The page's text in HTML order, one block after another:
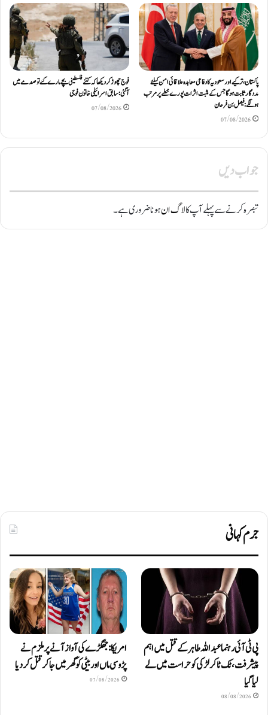
پاکستان، ترکیے اور سعودیہ کا دفاعی معاہدہ علاقائی امن کیلئے
مددگار ثابت ہوگا جس کے مثبت اثرات پورے خطے پر مرتب
ہونگے: فیصل بن فرحان
07/08/2026
فوج چھوڑ کر دیکھا کہ کتنے فلسطینی بچے مارے گئے تو صدمے میں
آگئی: سابق اسرائیلی خاتون فوجی
07/08/2026
جواب دیں
تبصرہ کرنے سے پہلے آپ کالاگ انہونا ضروری ہے۔
جرم کہانی
پی ٹی آئی رہنما عبداللہ طاہر کے قتل میں اہم
پیشرفت، ٹک ٹاکر لڑکی کو حراست میں لے
لیا گیا
08/08/2026
امریکا: جھگڑے کی آواز آنے پر ملزم نے
پڑوسی ماں اور بیٹی کو گھر میں جا کر قتل کر دیا
07/08/2026